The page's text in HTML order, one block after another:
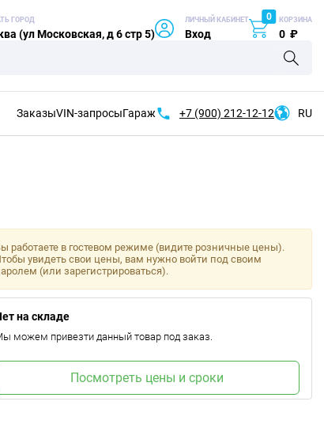
ГОРОД
(ул Московская, д 6 стр 5)
ЛИЧНЫЙ КАБИНЕТ
Вход
0 КОРЗИНА
0 ₽
ЗаказыVIN-запросыГараж +7 (900) 212-12-12 RU
работаете в гостевом режиме (видите розничные цены).
увидеть свои цены, вам нужно войти под своим
(или зарегистрироваться).
на складе
можем привезти данный товар под заказ.
Посмотреть цены и сроки